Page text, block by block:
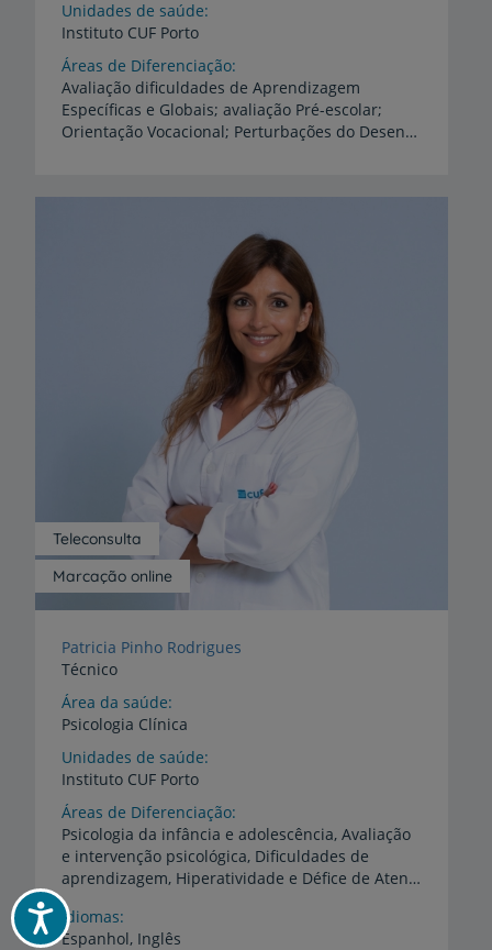
Acessibilidade
Unidades de saúde
Instituto CUF Porto
Áreas de Diferenciação
Avaliação dificuldades de Aprendizagem
Específicas e Globais; avaliação Pré-escolar;
Orientação Vocacional; Perturbações do Desenvolvimento e Regulatórias; Neuropsicologia; Perturbações de Ansiedade e Humor; Défice de Atenção; Perturbações do Comportamento; Processo de Divórcio/ Separação; Parentalidade Consciente; Psicoterapia
Marcação online
Teleconsulta
Patricia Pinho Rodrigues
Técnico
Área da saúde
Psicologia Clínica
Unidades de saúde
Instituto CUF Porto
Áreas de Diferenciação
Psicologia da infância e adolescência, Avaliação
e intervenção psicológica, Dificuldades de
aprendizagem, Hiperatividade e Défice de Atenção, Alteração do comportamento, Ansiedade e Depressão, Treino de competências parentais e gestão de conflitos
Idiomas
Espanhol, Inglês